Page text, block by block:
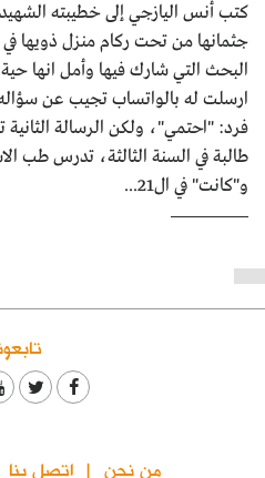
كتب أنس اليازجي إلى خطيبته
جثمانها من تحت ركام منزل ذويها
البحث التي شارك فيها وأمل انها
ارسلت له بالواتساب تجيب عن سؤاله
فرد: "احتمي"، ولكن الرسالة
طالبة في السنة الثالثة، تدرس طب
و"كانت" في ال21...
من نحن اتصل بنا